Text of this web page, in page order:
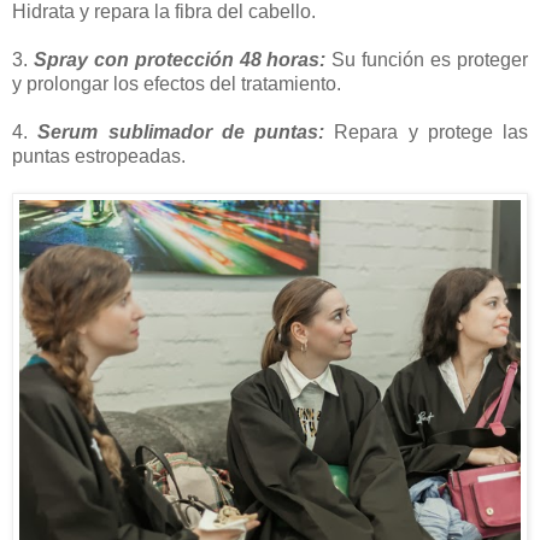
Hidrata y repara la fibra del cabello.
3. Spray con protección 48 horas: Su función es proteger
y prolongar los efectos del tratamiento.
4.Serum sublimador de puntas: Repara y protege las
puntas estropeadas.